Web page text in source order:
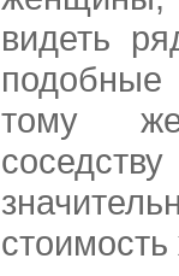
видеть
тому